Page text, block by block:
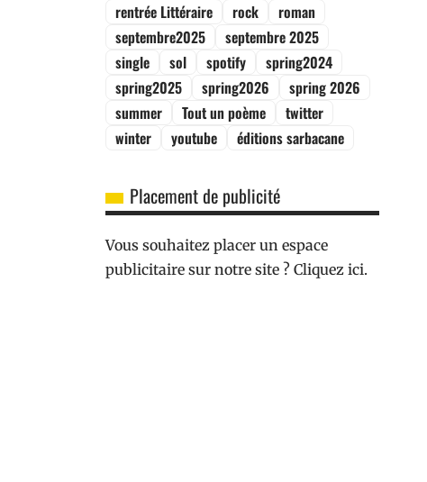
rentrée Littéraire
rock
roman
septembre2025
septembre 2025
single
sol spotify
spring2024
spring2025
spring2026
spring 2026
summer
Tout un poème
twitter
winter
youtube éditions sarbacane
Placement de publicité
Vous souhaitez placer un espace
publicitaire sur notre site ? Cliquez ici.